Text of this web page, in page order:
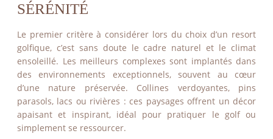
SÉRÉNITÉ
Le premier critère à considérer lors du choix d’un resort
golfique, c’est sans doute le cadre naturel et le climat
ensoleillé. Les meilleurs complexes sont implantés dans
des environnements exceptionnels, souvent au cœur
d’une nature préservée. Collines verdoyantes, pins
parasols, lacs ou rivières : ces paysages offrent un décor
apaisant et inspirant, idéal pour pratiquer le golf ou
simplement se ressourcer.